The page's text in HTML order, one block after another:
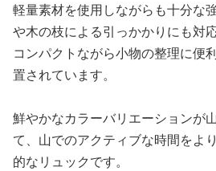
軽量素材を使用しながらも十分な
や木の枝による引っかかりにも対応
コンパクトながら小物の整理に便
置されています。
鮮やかなカラーバリエーションが
て、山でのアクティブな時間をよ
的なリュックです。